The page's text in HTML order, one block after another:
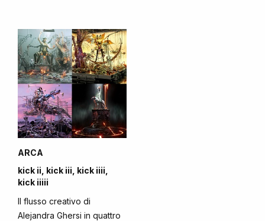
ARCA
kick ii, kick iii, kick iiii,
kick iiiii
Il flusso creativo di
Alejandra Ghersi in quattro